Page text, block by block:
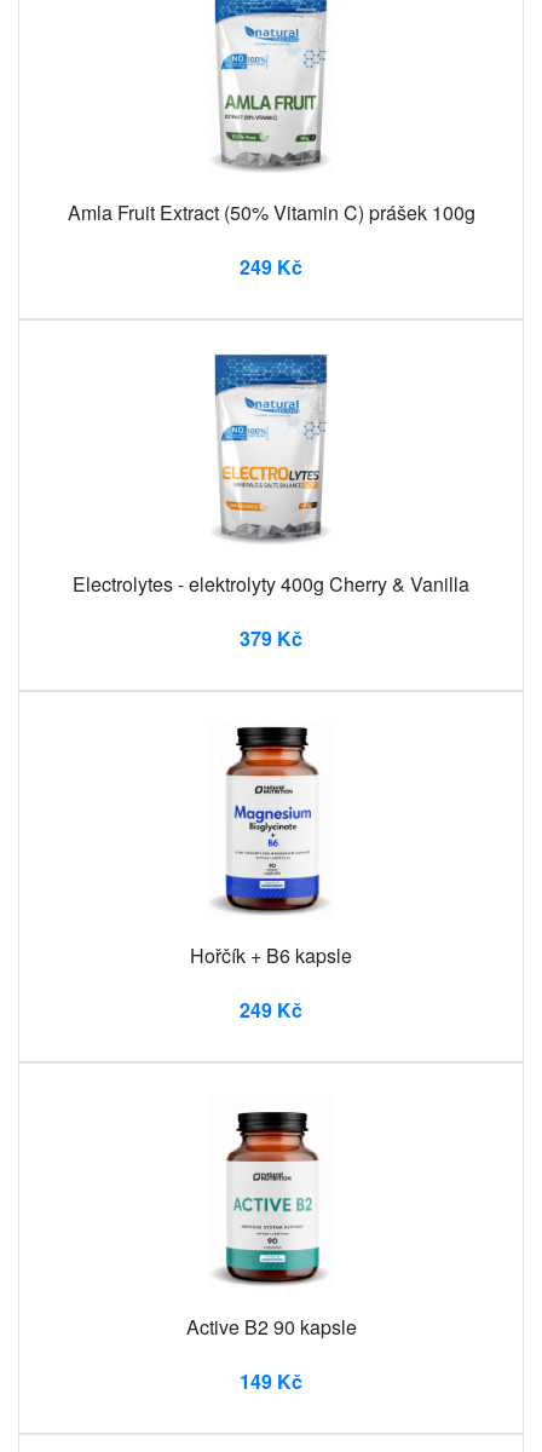
Amla Fruit Extract (50% Vitamin C) prášek 100g
249 Kč
Electrolytes - elektrolyty 400g Cherry & Vanilla
379 Kč
Hořčík + B6 kapsle
249 Kč
Active B2 90 kapsle
149 Kč